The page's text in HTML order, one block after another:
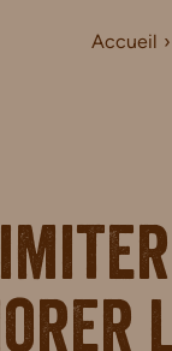
Sans
Biscuits
À
Desserts
Accueil